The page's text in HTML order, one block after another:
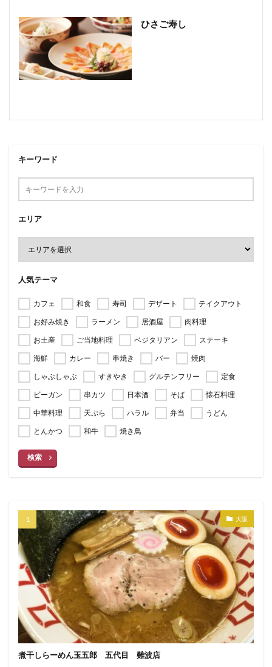
ひさご寿し
キーワード
エリア
人気テーマ
カフェ 和食 寿司 デザート
テイクアウト
お好み焼き
ラーメン 居酒屋
肉料理
お土産
ご当地料理 ベジタリアン
ステーキ
海鮮
カレー 串焼き バー
焼肉
しゃぶしゃぶ
すきやき グルテンフリー
定食
ビーガン
串カツ 日本酒 そば
懐石料理
中華料理
天ぷら ハラル 弁当
うどん
とんかつ
和牛 焼き鳥
検索
大阪
煮干しらーめん玉五郎 五代目 難波店